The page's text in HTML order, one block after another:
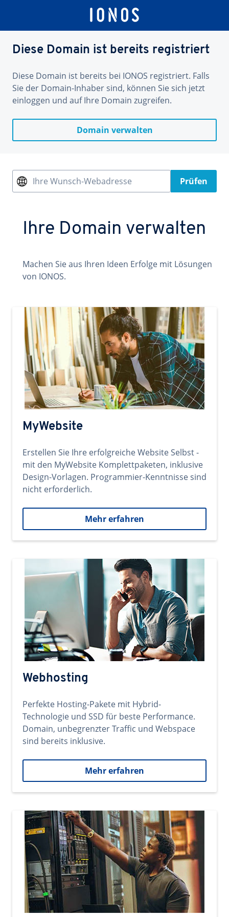
Diese Domain ist bereits registriert
Diese Domain ist bereits bei IONOS registriert. Falls
Sie der Domain-Inhaber sind, können Sie sich jetzt
einloggen und auf Ihre Domain zugreifen.
Domain verwalten
Ihre Wunsch-Webadresse Prüfen
Ihre Domain verwalten
Machen Sie aus Ihren Ideen Erfolge mit Lösungen
von IONOS.
MyWebsite
Erstellen Sie Ihre erfolgreiche Website Selbst -
mit den MyWebsite Komplettpaketen, inklusive
Design-Vorlagen. Programmier-Kenntnisse sind
nicht erforderlich.
Mehr erfahren
Webhosting
Perfekte Hosting-Pakete mit Hybrid-
Technologie und SSD für beste Performance.
Domain, unbegrenzter Traffic und Webspace
sind bereits inklusive.
Mehr erfahren